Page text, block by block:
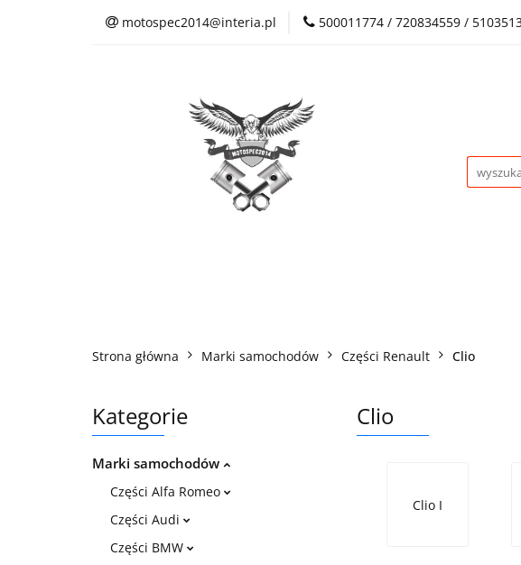
motospec2014@interia.pl 500011774 / 720834559 /
Sklep Auto Części Regulamin
Kontakt
Strona główna Marki samochodów Części Renault Clio
Kategorie
Marki samochodów
Części Alfa Romeo
Części Audi
Części BMW
Clio
Clio I